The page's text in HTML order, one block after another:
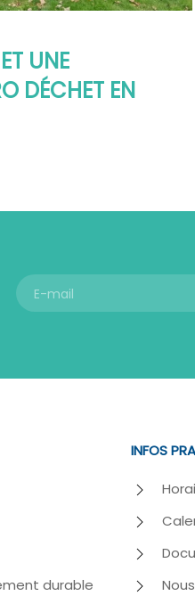
UNE
DÉCHET EN
durable
INFOS